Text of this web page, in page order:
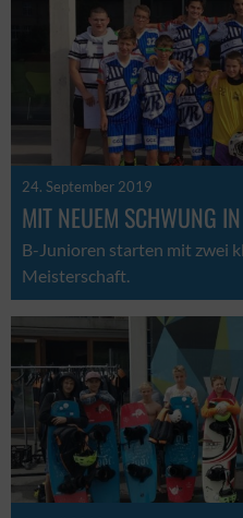
24. September 2019
MIT NEUEM SCHWUNG
B-Junioren starten mit zwei
Meisterschaft.